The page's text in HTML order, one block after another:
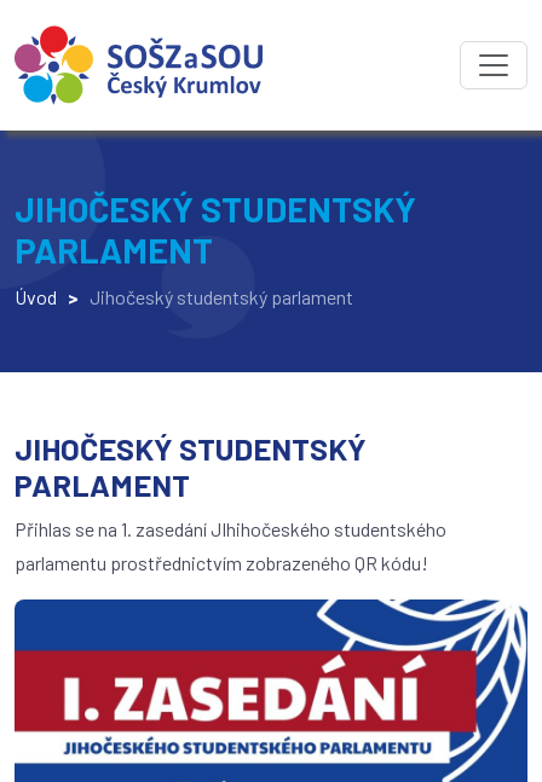
JIHOČESKÝ STUDENTSKÝ
PARLAMENT
Úvod > Jihočeský studentský parlament
JIHOČESKÝ STUDENTSKÝ
PARLAMENT
Přihlas se na 1. zasedání JIhihočeského studentského
parlamentu prostřednictvím zobrazeného QR kódu!